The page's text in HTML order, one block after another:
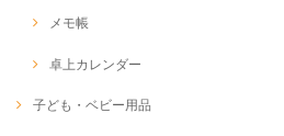
メモ帳
卓上カレンダー
子ども・ベビー用品